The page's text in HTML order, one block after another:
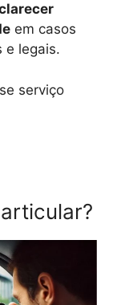
em casos
e legais.
serviço